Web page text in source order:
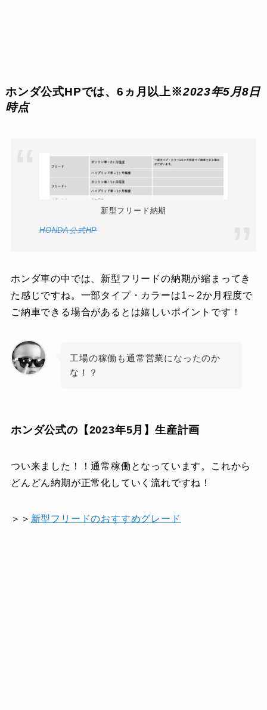
ホンダ公式HPでは、6ヵ月以上※2023年5月8日
時点
新型フリード納期
HONDA公式HP
ホンダ車の中では、新型フリードの納期が縮まってき
た感じですね。一部タイプ・カラーは1～2か月程度で
ご納車できる場合があるとは嬉しいポイントです！
工場の稼働も通常営業になったのか
な！？
ホンダ公式の【2023年5月】生産計画
つい来ました！！通常稼働となっています。これから
どんどん納期が正常化していく流れですね！
＞＞ 新型フリードのおすすめグレード